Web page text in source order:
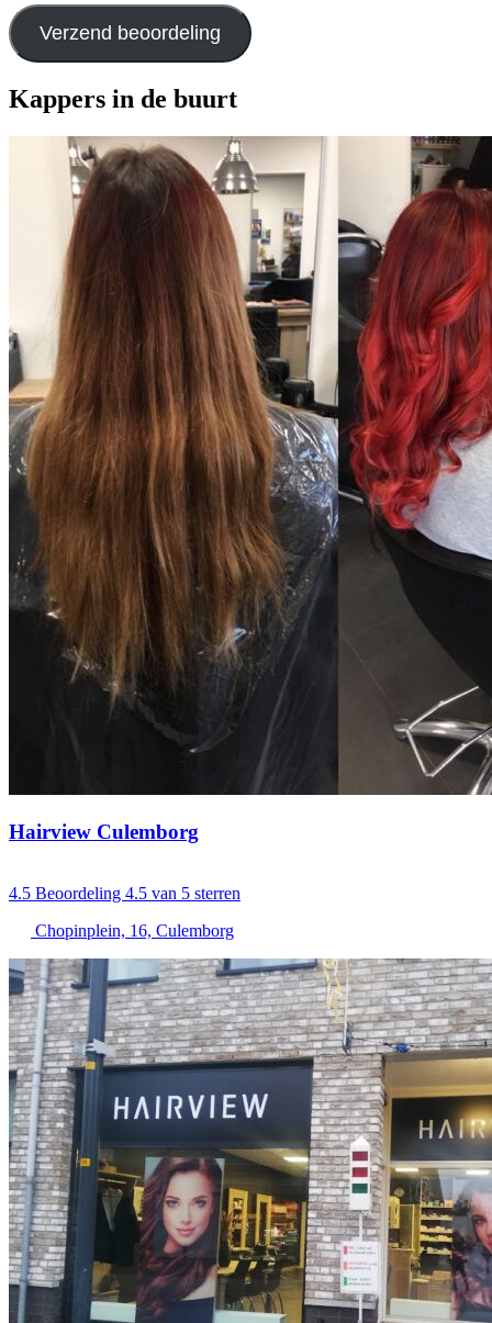
Verzend beoordeling
Kappers in de buurt
Hairview Culemborg
4.5 Beoordeling 4.5 van 5 sterren
Chopinplein, 16, Culemborg